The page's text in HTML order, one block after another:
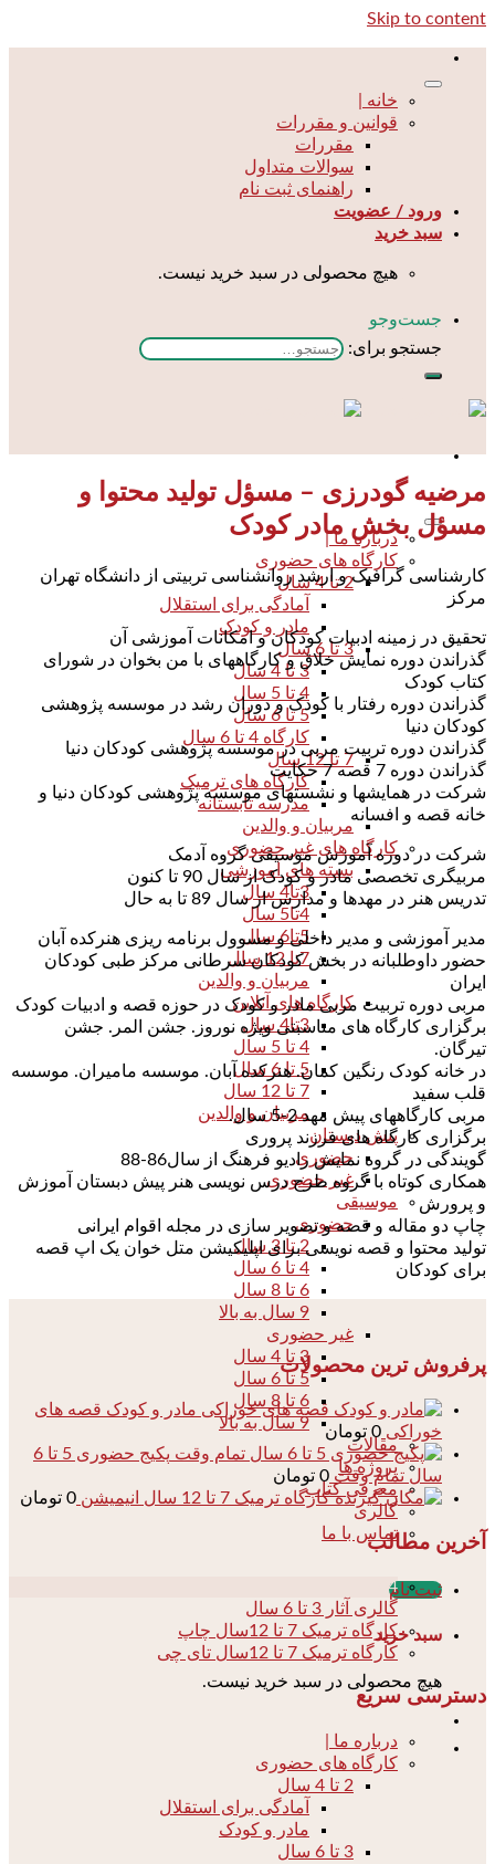
Skip to content
خانه |
قوانین و مقررات
مقررات
سوالات متداول
راهنمای ثبت نام
ورود / عضویت
سبد خرید
هیچ محصولی در سبد خرید نیست.
جست‌و‌جو
جستجو برای:
درباره ما |
کارگاه های حضوری
2 تا 4 سال
آمادگی برای استقلال
مادر و کودک
3 تا 6 سال
3 تا 4 سال
4 تا 5 سال
5 تا 6 سال
کارگاه 4 تا 6 سال
7 تا 12 سال
کارگاه های ترمیک
مدرسه تابستانه
مربیان و والدین
کارگاه های غیر حضوری
بسته های آموزشی
3تا4 سال
4تا5 سال
5تا6 سال
7تا 12 سال
مربیان و والدین
کارگاه های آنلاین
3تا4 سال
4 تا 5 سال
5 تا 6 سال
7 تا 12 سال
مربیان و والدین
پیش دبستان
حضوری
غیر حضوری
موسیقی
حضوری
2 تا 3 سال
4 تا 6 سال
6 تا 8 سال
9 سال به بالا
غیر حضوری
3 تا 4 سال
5 تا 6 سال
6 تا 8 سال
9 سال به بالا
مقالات
پروژه ها
معرفی کتاب
گالری
تماس با ما
ثبت نام
سبد خرید
هیچ محصولی در سبد خرید نیست.
مرضیه گودرزی – مسؤل تولید محتوا و
مسؤل بخش مادر کودک
کارشناسی گرافیک و ارشد روانشناسی تربیتی از دانشگاه تهران
مرکز
تحقیق در زمینه ادبیات کودکان و امکانات آموزشی آن
گذراندن دوره نمایش خلاق و کارگاههای با من بخوان در شورای
کتاب کودک
گذراندن دوره رفتار با کودک و دوران رشد در موسسه پژوهشی
کودکان دنیا
گذراندن دوره تربیت مربی در موسسه پژوهشی کودکان دنیا
گذراندن دوره 7 قصه 7 حکایت
شرکت در همایشها و نشستهای موسسه پژوهشی کودکان دنیا و
خانه قصه و افسانه
شرکت در دوره آموزش موسیقی گروه آدمک
مربیگری تخصصی مادر و کودک از سال 90 تا کنون
تدریس هنر در مهدها و مدارس از سال 89 تا به حال
مدیر آموزشی و مدیر داخلی و مسوول برنامه ریزی هنرکده آبان
حضور داوطلبانه در بخش کودکان سرطانی مرکز طبی کودکان
ایران
مربی دوره تربیت مربی مادر و کودک در حوزه قصه و ادبیات کودک
برگزاری کارگاه های مناسبتی ویژه نوروز. جشن المر. جشن
تیرگان.
در خانه کودک رنگین کمان. هنرکده آبان. موسسه مامیران. موسسه
قلب سفید
مربی کارگاههای پیش مهد 2-5 سال.
برگزاری کارگاه های فرزند پروری
گویندگی در گروه نمایش رادیو فرهنگ از سال86-88
همکاری کوتاه با گروه طرح درس نویسی هنر پیش دبستان آموزش
و پرورش
چاپ دو مقاله و قصه و تصویر سازی در مجله اقوام ایرانی
تولید محتوا و قصه نویسی برای اپلیکیشن متل خوان یک اپ قصه
برای کودکان
پرفروش ترین محصولات
مادر و کودک قصه های
خوراکی 0 تومان
پکیج حضوری 5 تا 6
سال تمام وقت 0 تومان
کارگاه ترمیک 7 تا 12 سال انیمیشن
0 تومان
آخرین مطالب
04
گالری آثار 3 تا 6 سال
کارگاه ترمیک 7 تا 12سال چاپ
کارگاه ترمیک 7 تا 12سال تای چی
دسترسی سریع
درباره ما |
کارگاه های حضوری
2 تا 4 سال
آمادگی برای استقلال
مادر و کودک
3 تا 6 سال